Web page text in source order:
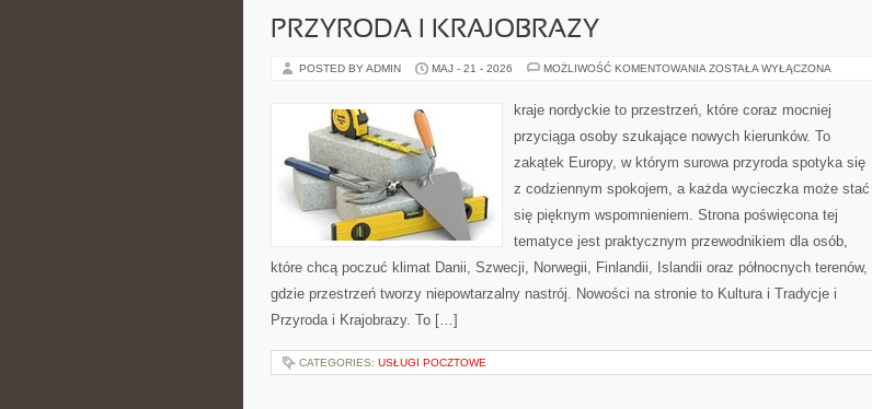
PRZYRODA I KRAJOBRAZY
POSTED BY ADMIN MAJ - 21 - 2026 MOŻLIWOŚĆ KOMENTOWANIA PRZYRODA
ZOSTAŁA WYŁĄCZONA
kraje nordyckie to przestrzeń, które coraz mocniej
przyciąga osoby szukające nowych kierunków. To
zakątek Europy, w którym surowa przyroda spotyka się
z codziennym spokojem, a każda wycieczka może stać
się pięknym wspomnieniem. Strona poświęcona tej
tematyce jest praktycznym przewodnikiem dla osób,
które chcą poczuć klimat Danii, Szwecji, Norwegii, Finlandii, Islandii oraz północnych terenów,
gdzie przestrzeń tworzy niepowtarzalny nastrój. Nowości na stronie to Kultura i Tradycje i
Przyroda i Krajobrazy. To […]
CATEGORIES: USŁUGI POCZTOWE